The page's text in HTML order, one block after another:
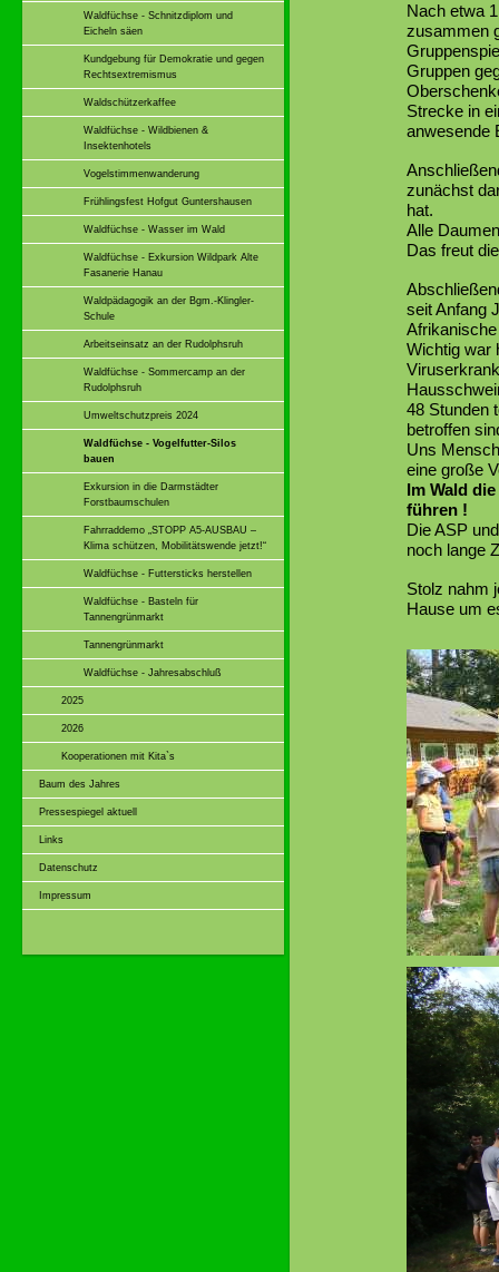
Waldfüchse - Schnitzdiplom und
Eicheln säen
Kundgebung für Demokratie und gegen
Rechtsextremismus
Waldschützerkaffee
Waldfüchse - Wildbienen &
Insektenhotels
Vogelstimmenwanderung
Frühlingsfest Hofgut Guntershausen
Waldfüchse - Wasser im Wald
Waldfüchse - Exkursion Wildpark Alte
Fasanerie Hanau
Waldpädagogik an der Bgm.-Klingler-
Schule
Arbeitseinsatz an der Rudolphsruh
Waldfüchse - Sommercamp an der
Rudolphsruh
Umweltschutzpreis 2024
Waldfüchse - Vogelfutter-Silos
bauen
Exkursion in die Darmstädter
Forstbaumschulen
Fahrraddemo „STOPP A5-AUSBAU –
Klima schützen, Mobilitätswende jetzt!“
Waldfüchse - Futtersticks herstellen
Waldfüchse - Basteln für
Tannengrünmarkt
Tannengrünmarkt
Waldfüchse - Jahresabschluß
2025
2026
Kooperationen mit Kita`s
Baum des Jahres
Pressespiegel aktuell
Links
Datenschutz
Impressum
Nach etwa
zusammen
Gruppen
Strecke in
anwesende
zunächst
hat.
Alle
Das freut
seit Anfang
Wichtig war
48 Stunden
betroffen
Uns
eine große
Im Wald
führen !
Die ASP
noch lange
Stolz nahm
Hause um